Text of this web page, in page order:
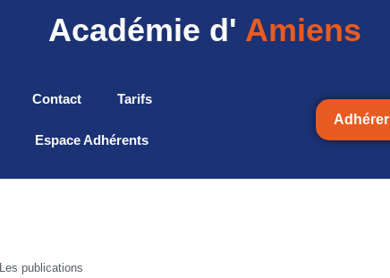
Académie d' Amiens
Contact Tarifs
Espace Adhérents
Adhérer
Les publications